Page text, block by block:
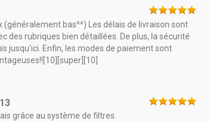
(généralement bas^^) Les délais de livraison sont
des rubriques bien détaillées. De plus, la sécurité
jusqu'ici. Enfin, les modes de paiement sont
grâce au système de filtres.